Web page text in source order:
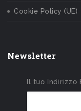
Cookie Policy (UE)
Newsletter
Il tuo Indirizzo